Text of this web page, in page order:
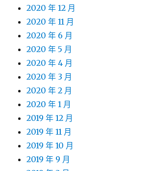
2020 年 12 月
2020 年 11 月
2020 年 6 月
2020 年 5 月
2020 年 4 月
2020 年 3 月
2020 年 2 月
2020 年 1 月
2019 年 12 月
2019 年 11 月
2019 年 10 月
2019 年 9 月